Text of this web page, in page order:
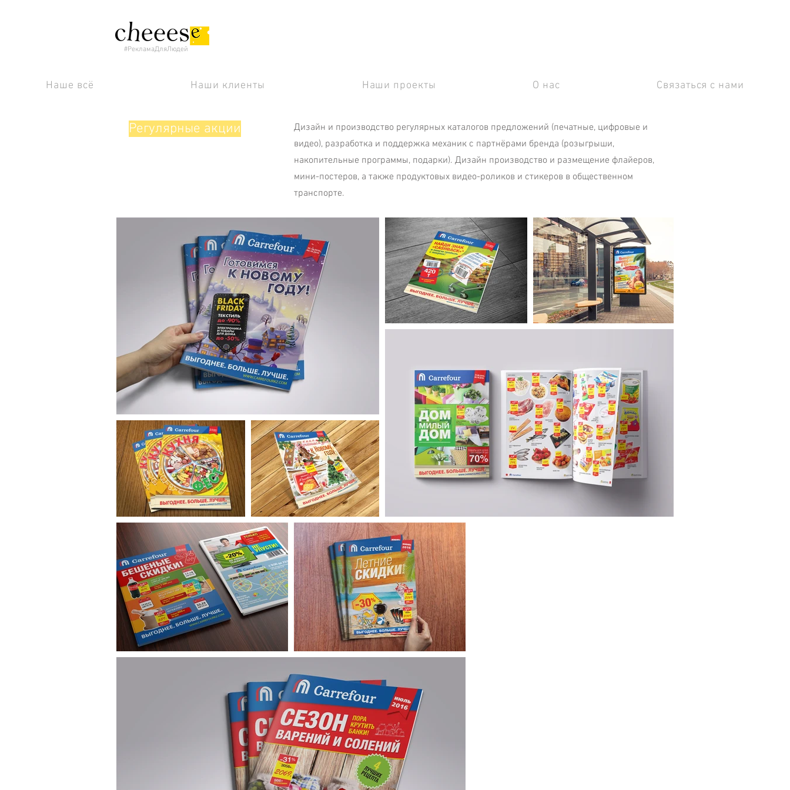
#РекламаДляЛюдей
Наше всё Наши клиенты Наши проекты О нас Связаться с нами
Регулярные акции
Дизайн и производство регулярных каталогов предложений (печатные, цифровые и
видео), разработка и поддержка механик с партнёрами бренда (розыгрыши,
накопительные программы, подарки). Дизайн производство и размещение флайеров,
мини-постеров, а также продуктовых видео-роликов и стикеров в общественном
транспорте.